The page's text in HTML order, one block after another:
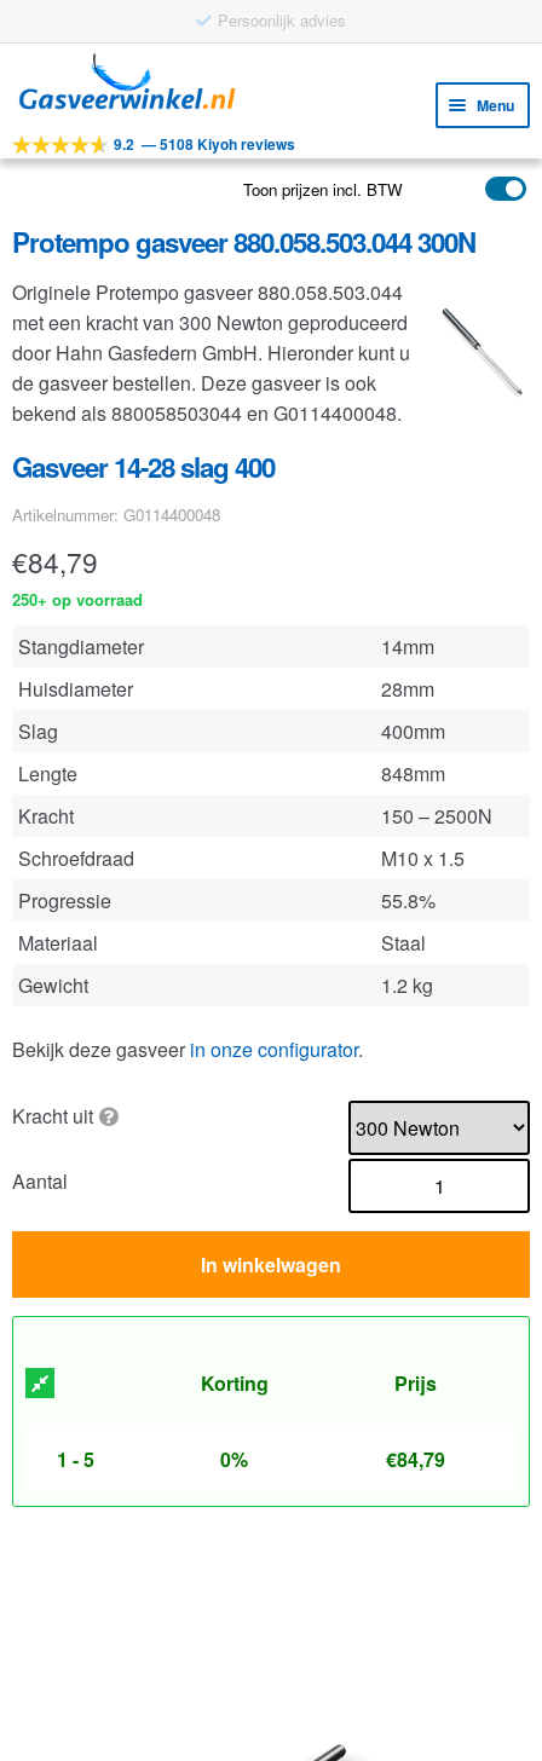
Gratis verzending vanaf €25
door
navigatie
naar
inhoud
Menu
Tools
Toepassingen
Klantenservice
FAQ
9.2 —5108 Kiyoh reviews
Toon prijzen incl. BTW
Protempo gasveer 880.058.503.044 300N
Originele Protempo gasveer 880.058.503.044
met een kracht van 300 Newton geproduceerd
door Hahn Gasfedern GmbH. Hieronder kunt u
de gasveer bestellen. Deze gasveer is ook
bekend als 880058503044 en G0114400048.
Gasveer 14-28 slag 400
Artikelnummer: G0114400048
€84,79
250+ op voorraad
Stangdiameter
14mm
Huisdiameter
28mm
Slag
400mm
Lengte
848mm
Kracht
150 – 2500N
Schroefdraad
M10 x 1.5
Progressie
55.8%
Materiaal
Staal
Gewicht
1.2 kg
Bekijk deze gasveer in onze configurator.
Kracht uit
Aantal
In winkelwagen
Korting Prijs
1 - 5 0% €84,79